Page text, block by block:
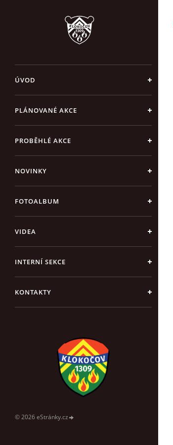
ÚVOD
PLÁNOVANÉ AKCE
PROBĚHLÉ AKCE
NOVINKY
FOTOALBUM
VIDEA
INTERNÍ SEKCE
KONTAKTY
© 2026 eStránky.cz